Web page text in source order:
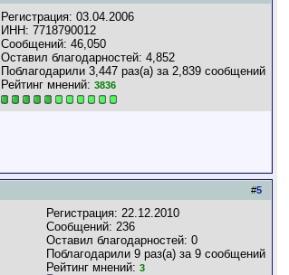
Регистрация: 03.04.2006
ИНН: 7718790012
Сообщений: 46,050
Оставил благодарностей: 4,852
Поблагодарили 3,447 раз(а) за 2,839 сообщений
Рейтинг мнений: 3836
#5
Регистрация: 22.12.2010
Сообщений: 236
Оставил благодарностей: 0
Поблагодарили 9 раз(а) за 9 сообщений
Рейтинг мнений: 3